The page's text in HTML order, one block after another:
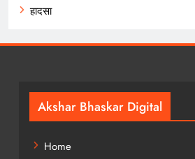
हादसा
Akshar Bhaskar Digital
Home